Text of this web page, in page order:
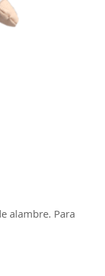
alambre. Para